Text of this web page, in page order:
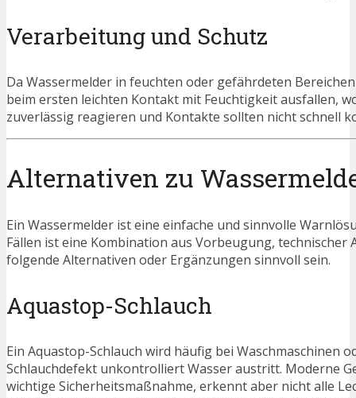
Verarbeitung und Schutz
Da Wassermelder in feuchten oder gefährdeten
beim ersten leichten Kontakt mit Feuchtigkeit ausfallen,
zuverlässig reagieren und Kontakte sollten nicht schnell
Alternativen zu
Ein Wassermelder ist eine einfache und sinnvolle
Fällen ist eine Kombination aus Vorbeugung,
folgende Alternativen oder Ergänzungen sinnvoll sein.
Aquastop-Schlauch
Ein Aquastop-Schlauch wird häufig bei Waschmaschinen
Schlauchdefekt unkontrolliert Wasser austritt. Moderne
wichtige Sicherheitsmaßnahme, erkennt aber nicht alle